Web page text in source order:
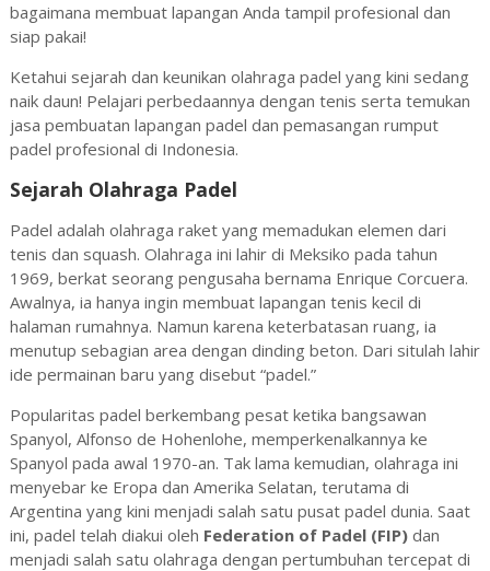
bagaimana membuat lapangan Anda tampil profesional dan
siap pakai!
Ketahui sejarah dan keunikan olahraga padel yang kini sedang
naik daun! Pelajari perbedaannya dengan tenis serta temukan
jasa pembuatan lapangan padel dan pemasangan rumput
padel profesional di Indonesia.
Sejarah Olahraga Padel
Padel adalah olahraga raket yang memadukan elemen dari
tenis dan squash. Olahraga ini lahir di Meksiko pada tahun
1969, berkat seorang pengusaha bernama Enrique Corcuera.
Awalnya, ia hanya ingin membuat lapangan tenis kecil di
halaman rumahnya. Namun karena keterbatasan ruang, ia
menutup sebagian area dengan dinding beton. Dari situlah lahir
ide permainan baru yang disebut “padel.”
Popularitas padel berkembang pesat ketika bangsawan
Spanyol, Alfonso de Hohenlohe, memperkenalkannya ke
Spanyol pada awal 1970-an. Tak lama kemudian, olahraga ini
menyebar ke Eropa dan Amerika Selatan, terutama di
Argentina yang kini menjadi salah satu pusat padel dunia. Saat
ini, padel telah diakui oleh Federation of Padel (FIP)dan
menjadi salah satu olahraga dengan pertumbuhan tercepat di